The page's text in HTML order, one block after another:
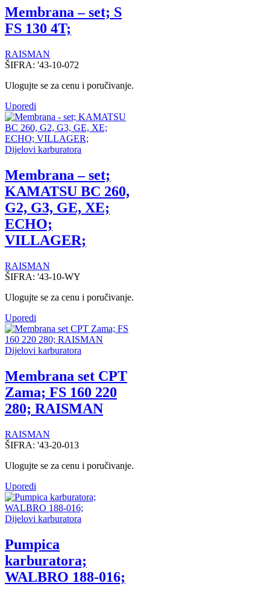
Membrana – set; S
FS 130 4T;
RAISMAN
ŠIFRA: '43-10-072
Ulogujte se za cenu i poručivanje.
Uporedi
Dijelovi karburatora
Membrana – set;
KAMATSU BC 260,
G2, G3, GE, XE;
ECHO;
VILLAGER;
RAISMAN
ŠIFRA: '43-10-WY
Ulogujte se za cenu i poručivanje.
Uporedi
Dijelovi karburatora
Membrana set CPT
Zama; FS 160 220
280; RAISMAN
RAISMAN
ŠIFRA: '43-20-013
Ulogujte se za cenu i poručivanje.
Uporedi
Dijelovi karburatora
Pumpica
karburatora;
WALBRO 188-016;